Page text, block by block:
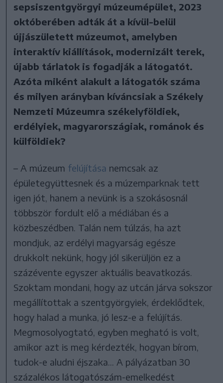
sepsiszentgyörgyi múzeumépület, 2023
októberében adták át a kívül-belül
újjászületett múzeumot, amelyben
interaktív kiállítások, modernizált terek,
újabb tárlatok is fogadják a látogatót.
Azóta miként alakult a látogatók száma
és milyen arányban kíváncsiak a Székely
Nemzeti Múzeumra székelyföldiek,
erdélyiek, magyarországiak, románok és
külföldiek?
– A múzeum felújítása nemcsak az
épületegyüttesnek és a múzemparknak tett
igen jót, hanem a nevünk is a szokásosnál
többször fordult elő a médiában és a
közbeszédben. Talán nem túlzás, ha azt
mondjuk, az erdélyi magyarság egésze
drukkolt nekünk, hogy jól sikerüljön ez a
százévente egyszer aktuális beavatkozás.
Szoktam mondani, hogy az utcán járva sokszor
megállítottak a szentgyörgyiek, érdeklődtek,
hogy halad a munka, jó lesz-e a felújítás.
Megmosolyogtató, egyben megható is volt,
amikor azt is meg kérdezték, hogyan bírom,
tudok-e aludni éjszaka... A pályázatban 30
százalékos látogatószám-emelkedést